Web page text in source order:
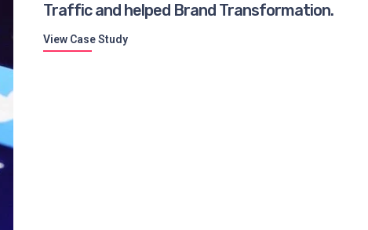
Traffic and helped Brand Transformation.
View Case Study